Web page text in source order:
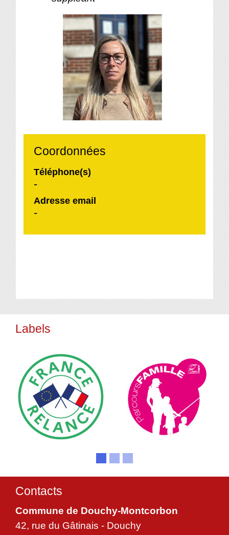
Coordonnées
Téléphone(s)
-
Adresse email
-
Labels
Contacts
Commune de Douchy-Montcorbon
42, rue du Gâtinais - Douchy